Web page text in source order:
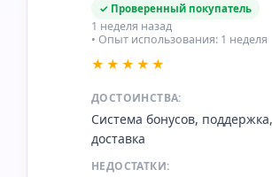
✓ Проверенный покупатель
1 неделя назад
• Опыт использования: 1 неделя
★★★★★
ДОСТОИНСТВА:
Система бонусов,
доставка
НЕДОСТАТКИ: